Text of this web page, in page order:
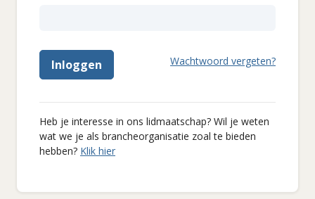
Inloggen Wachtwoord vergeten?
Heb je interesse in ons lidmaatschap? Wil je weten
wat we je als brancheorganisatie zoal te bieden
hebben? Klik hier